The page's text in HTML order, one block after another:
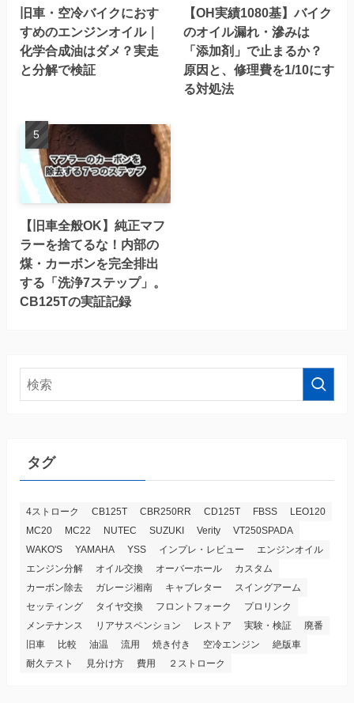
旧車・空冷バイクにおす
すめのエンジンオイル｜
化学合成油はダメ？実走
と分解で検証
【OH実績1080基】バイク
のオイル漏れ・滲みは
「添加剤」で止まるか？
原因と、修理費を1/10にす
る対処法
【旧車全般OK】純正マフ
ラーを捨てるな！内部の
煤・カーボンを完全排出
する「洗浄7ステップ」。
CB125Tの実証記録
タグ
4ストローク CB125T CBR250RR CD125T FBSS
LEO120
MC20
MC22 NUTEC SUZUKI Verity
VT250SPADA
WAKO'S
YAMAHA YSS インプレ・レビュー
エンジンオイル
エンジン分解
オイル交換 オーバーホール
カスタム
カーボン除去
ガレージ湘南 キャブレター
スイングアーム
セッティング
タイヤ交換 フロントフォーク
プロリンク
メンテナンス
リアサスペンション レストア 実験・検証
廃番
旧車
比較 油温 流用 焼き付き 空冷エンジン
絶版車
耐久テスト
見分け方 費用 ２ストローク